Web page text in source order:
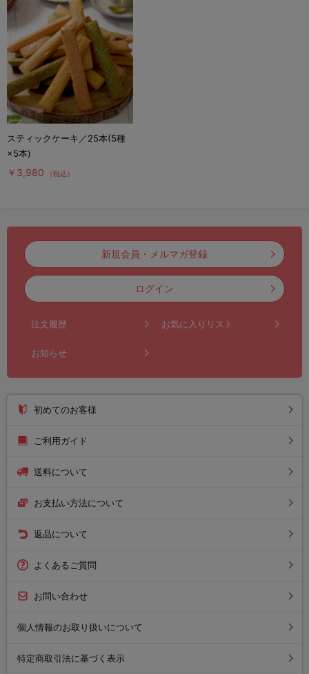
スティックケーキ／25本(5種
×5本)
￥3,980 （税込）
新規会員・メルマガ登録
ログイン
注文履歴 お気に入りリスト
お知らせ
初めてのお客様
ご利用ガイド
送料について
お支払い方法について
返品について
よくあるご質問
お問い合わせ
個人情報のお取り扱いについて
特定商取引法に基づく表示